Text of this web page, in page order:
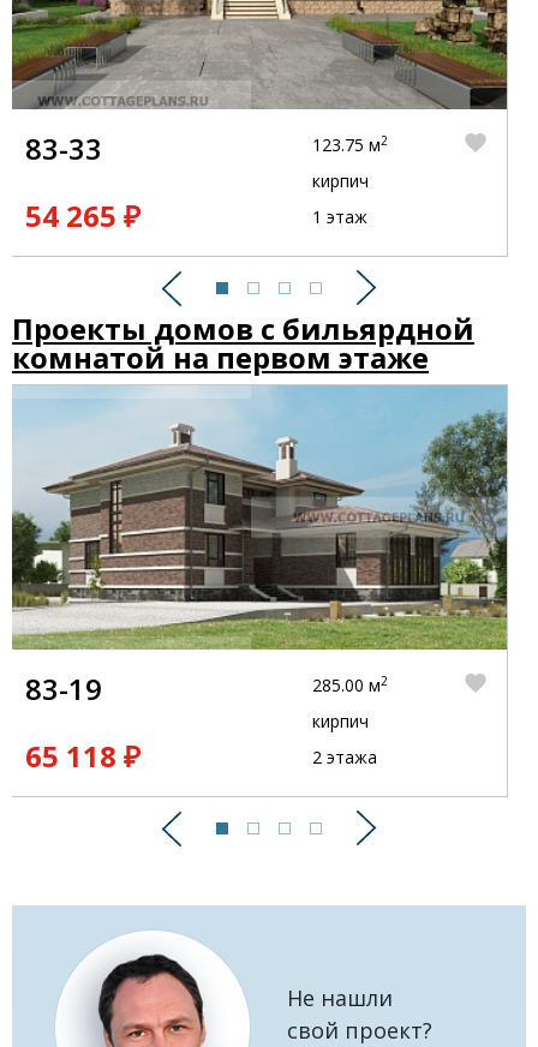
Предыдущий Следующий
83-33
54 265 ₽
123.75 м2
кирпич
1 этаж
Проекты домов с бильярдной
комнатой на первом этаже
Предыдущий Следующий
83-19
65 118 ₽
285.00 м2
кирпич
2 этажа
Не нашли
свой проект?